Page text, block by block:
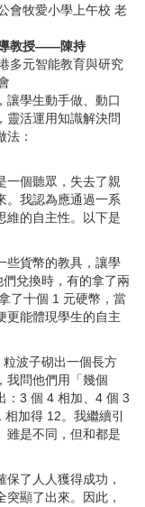
會牧愛小學上午校 老
教授——陳持
多元智能教育與研究
讓學生動手做、動口
靈活運用知識解決問
：
一個聽眾，失去了親
。我認為應通過一系
維的自主性。以下是
些貨幣的教具，讓學
們兌換時，有的拿了兩
了十個 1 元硬幣，當
更能體現學生的自主
粒波子砌出一個長方
我問他們用「幾個
3 個 4 相加、 4 個 3
相加得 12。我繼續引
雖是不同，但和都是
了人人獲得成功，
顯了出來。因此，